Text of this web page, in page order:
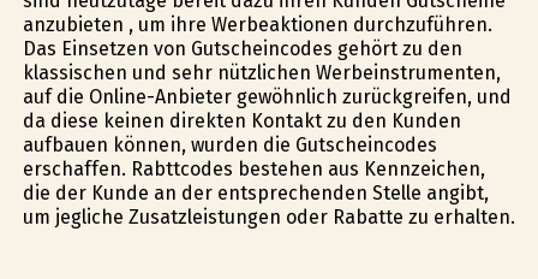
anzubieten , um ihre Werbeaktionen durchzuführen.
Das Einsetzen von Gutscheincodes gehört zu den
klassischen und sehr nützlichen Werbeinstrumenten,
auf die Online-Anbieter gewöhnlich zurückgreifen, und
da diese keinen direkten Kontakt zu den Kunden
aufbauen können, wurden die Gutscheincodes
erschaffen. Rabttcodes bestehen aus Kennzeichen,
die der Kunde an der entsprechenden Stelle angibt,
um jegliche Zusatzleistungen oder Rabatte zu erhalten.